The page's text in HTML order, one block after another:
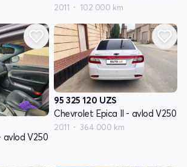
2011 102 000 km
avlod V250
95 325 120 UZS
Chevrolet Epica II - avlod V250
2011 364 000 km